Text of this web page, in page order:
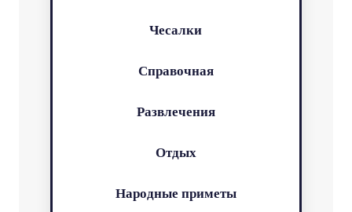
Чесалки
Справочная
Развлечения
Отдых
Народные приметы